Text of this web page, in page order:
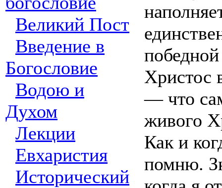
Великий Пост
Введение в
Богословие
Водою и
Духом
Лекции
Евхаристия
Исторический
Христос
— что
живого
Как и
помню.